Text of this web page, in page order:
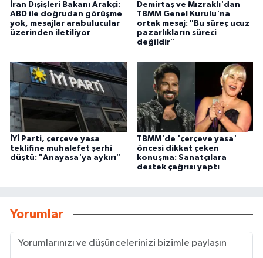
İran Dışişleri Bakanı Arakçi:
ABD ile doğrudan görüşme
yok, mesajlar arabulucular
üzerinden iletiliyor
Demirtaş ve Mızraklı'dan
TBMM Genel Kurulu'na
ortak mesaj: "Bu süreç ucuz
pazarlıkların süreci
değildir"
İYİ Parti, çerçeve yasa
teklifine muhalefet şerhi
düştü: "Anayasa'ya aykırı"
TBMM'de 'çerçeve yasa'
öncesi dikkat çeken
konuşma: Sanatçılara
destek çağrısı yaptı
Yorumlar